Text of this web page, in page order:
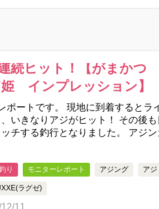
続ヒット！【がまかつ
インプレッション】
ポートです。 現地に到着するとラ
いきなりアジがヒット！ その後も
チする釣行となりました。 アジン
り モニターレポート アジング アジ
ラグゼ)